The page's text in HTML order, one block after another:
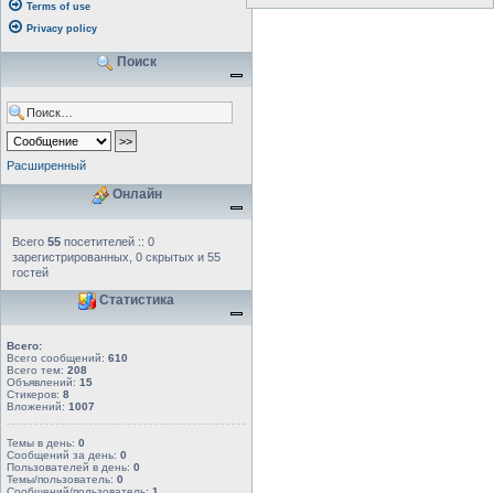
Terms of use
Privacy policy
Поиск
Расширенный
Онлайн
Всего 55 посетителей :: 0
зарегистрированных, 0 скрытых и 55
гостей
Статистика
Всего:
Всего сообщений: 610
Всего тем: 208
Объявлений: 15
Стикеров: 8
Вложений: 1007
Темы в день: 0
Сообщений за день: 0
Пользователей в день: 0
Темы/пользователь: 0